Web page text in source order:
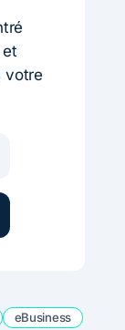
et
votre
eBusiness